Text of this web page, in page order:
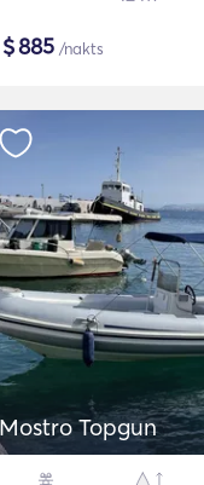
$885 /nakts
Mostro Topgun